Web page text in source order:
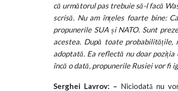
că următorul pas trebuie să-l facă
scrisă. Nu am înțeles foarte bine:
propunerile SUA și NATO. Sunt
acestea. După toate
adoptată. Ea reflectă nu doar
încă o dată, propunerile Rusiei vor fi
Serghei Lavrov: – Niciodată nu